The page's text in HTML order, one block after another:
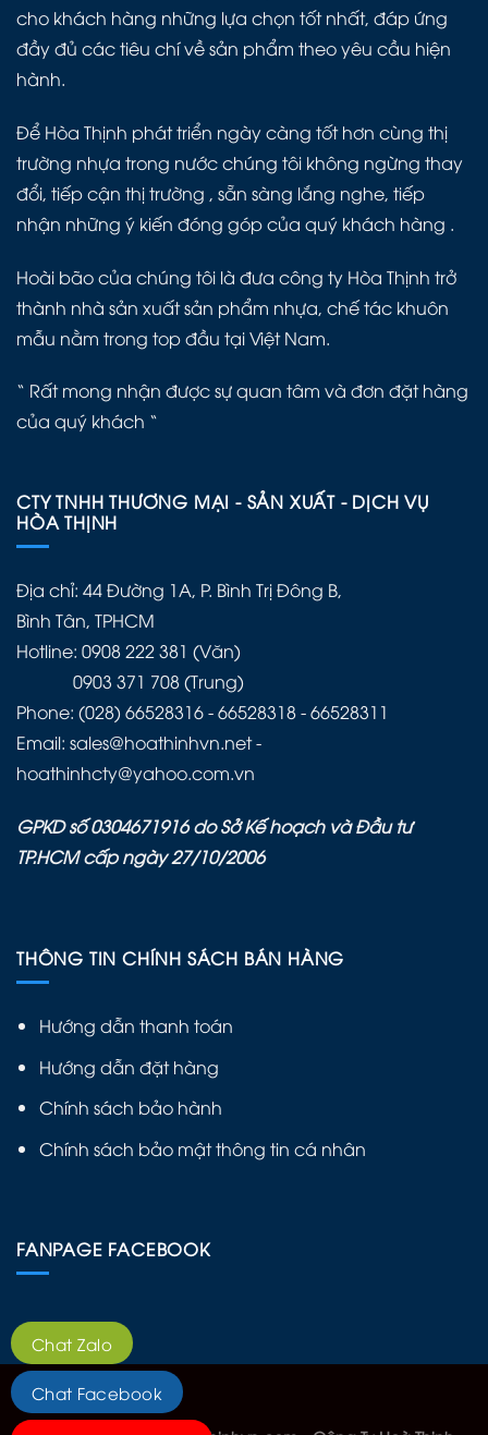
cho khách hàng những lựa chọn tốt nhất, đáp ứng
đầy đủ các tiêu chí về sản phẩm theo yêu cầu hiện
hành.
Để Hòa Thịnh phát triển ngày càng tốt hơn cùng thị
trường nhựa trong nước chúng tôi không ngừng thay
đổi, tiếp cận thị trường , sẵn sàng lắng nghe, tiếp
nhận những ý kiến đóng góp của quý khách hàng .
Hoài bão của chúng tôi là đưa công ty Hòa Thịnh trở
thành nhà sản xuất sản phẩm nhựa, chế tác khuôn
mẫu nằm trong top đầu tại Việt Nam.
“ Rất mong nhận được sự quan tâm và đơn đặt hàng
của quý khách “
CTY TNHH THƯƠNG MẠI - SẢN XUẤT - DỊCH VỤ
HÒA THỊNH
Địa chỉ: 44 Đường 1A, P. Bình Trị Đông B,
Bình Tân, TPHCM
Hotline: 0908 222 381 (Văn)
0903 371 708 (Trung)
Phone: (028) 66528316 - 66528318 - 66528311
Email: sales@hoathinhvn.net -
hoathinhcty@yahoo.com.vn
GPKD số 0304671916 do Sở Kế hoạch và Đầu tư
TP.HCM cấp ngày 27/10/2006
THÔNG TIN CHÍNH SÁCH BÁN HÀNG
Hướng dẫn thanh toán
Hướng dẫn đặt hàng
Chính sách bảo hành
Chính sách bảo mật thông tin cá nhân
FANPAGE FACEBOOK
Chat Zalo
Chat Facebook